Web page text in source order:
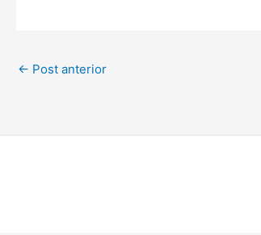
← Post anterior